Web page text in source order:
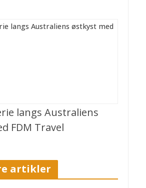
langs Australiens
FDM Travel
artikler